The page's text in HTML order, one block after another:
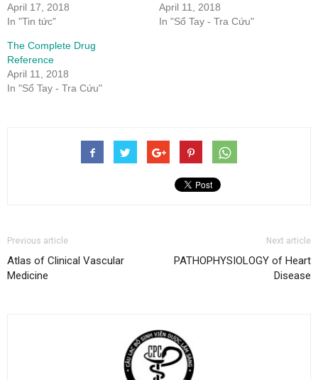
April 17, 2018
In "Tin tức"
April 11, 2018
In "Sổ Tay - Tra Cứu"
The Complete Drug
Reference
April 11, 2018
In "Sổ Tay - Tra Cứu"
Previous article
Atlas of Clinical Vascular
Medicine
Next article
PATHOPHYSIOLOGY of Heart
Disease